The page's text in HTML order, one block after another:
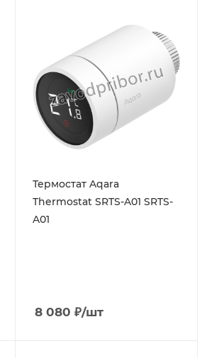
Термостат Aqara
Thermostat SRTS-A01 SRTS-
A01
8 080 ₽/шт